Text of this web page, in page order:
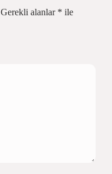
Gerekli alanlar * ile